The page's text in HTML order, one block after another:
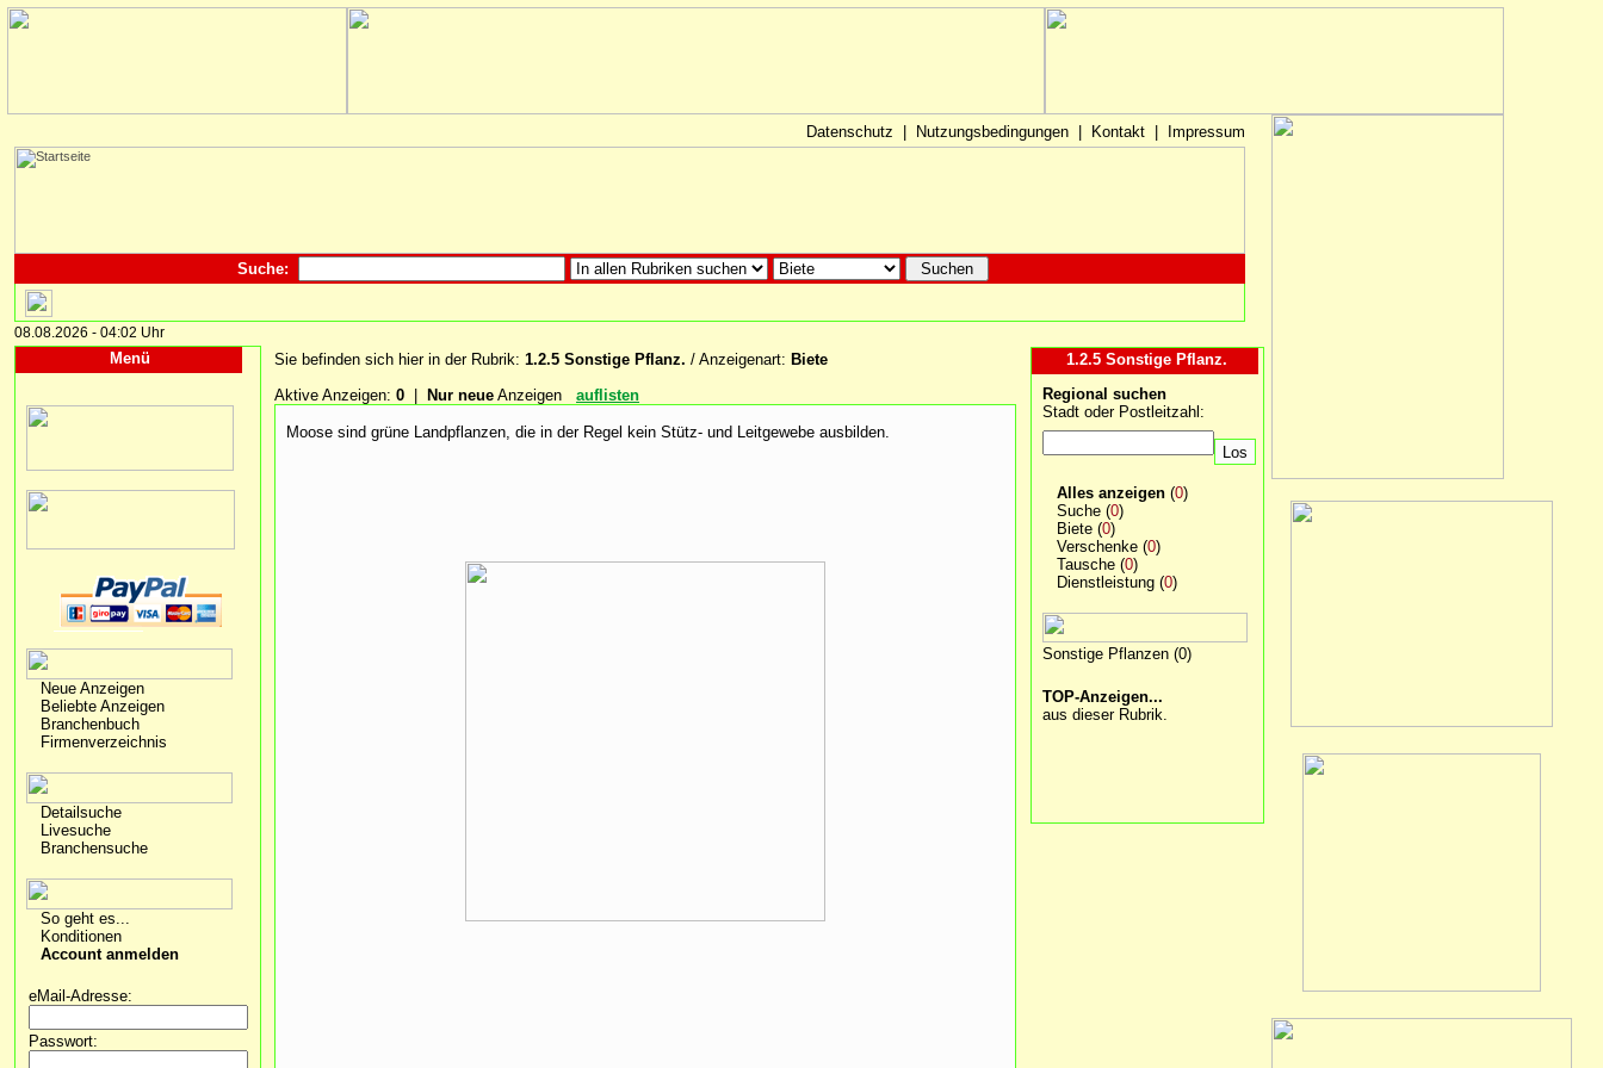
Datenschutz Nutzungsbedingungen Kontakt Impressum
Suche:
08.08.2026 - 04:02 Uhr
Menü
Neue Anzeigen
Beliebte Anzeigen
Branchenbuch
Firmenverzeichnis
Detailsuche
Livesuche
Branchensuche
So geht es...
Konditionen
Account anmelden
eMail-Adresse:
Passwort:
Sie befinden sich hier in der Rubrik: 1.2.5 Sonstige Pflanz. / Anzeigenart: Biete
Aktive Anzeigen: 0 Nur neue Anzeigen auflisten
Moose sind grüne Landpflanzen, die in der Regel kein Stütz- und Leitgewebe ausbilden.
1.2.5 Sonstige Pflanz.
Regional suchen
Stadt oder Postleitzahl:
Alles anzeigen (0)
Suche (0)
Biete (0)
Verschenke (0)
Tausche (0)
Dienstleistung (0)
Sonstige Pflanzen (0)
TOP-Anzeigen...
aus dieser Rubrik.